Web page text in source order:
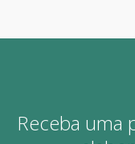
Receba uma